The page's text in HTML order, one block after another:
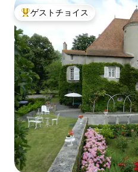
大好評のゲストチョイスです。
ゲストチョイス